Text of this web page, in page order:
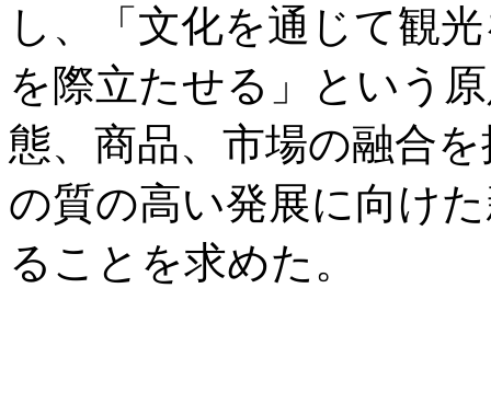
し、「文化を通じて観
を際立たせる」という
態、商品、市場の融合
の質の高い発展に向け
ることを求めた。